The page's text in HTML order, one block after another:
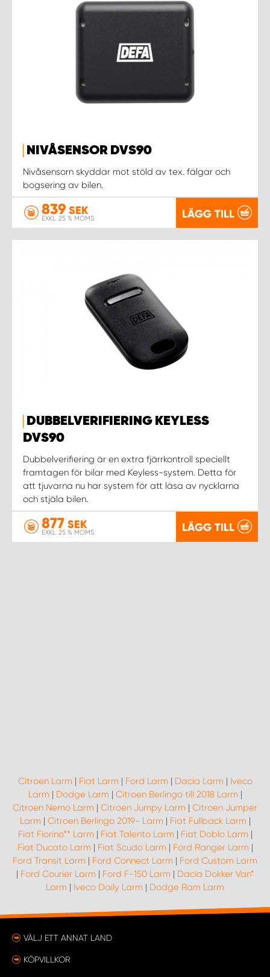
NIVÅSENSOR DVS90
Nivåsensorn skyddar mot stöld av tex. fälgar och
bogsering av bilen.
839 SEK
EXKL. 25 % MOMS LÄGG TILL
DUBBELVERIFIERING KEYLESS
DVS90
Dubbelverifiering är en extra fjärrkontroll speciellt
framtagen för bilar med Keyless-system. Detta för
att tjuvarna nu har system för att läsa av nycklarna
och stjäla bilen.
877 SEK
EXKL. 25 % MOMS LÄGG TILL
Citroen Larm | Fiat Larm | Ford Larm | Dacia Larm | Iveco
Larm | Dodge Larm | Citroen Berlingo till 2018 Larm |
Citroen Nemo Larm | Citroen Jumpy Larm | Citroen Jumper
Larm | Citroen Berlingo 2019- Larm | Fiat Fullback Larm |
Fiat Fiorino** Larm | Fiat Talento Larm | Fiat Doblo Larm |
Fiat Ducato Larm | Fiat Scudo Larm | Ford Ranger Larm |
Ford Transit Larm | Ford Connect Larm | Ford Custom Larm
| Ford Courier Larm | Ford F-150 Larm | Dacia Dokker Van*
Larm | Iveco Daily Larm | Dodge Ram Larm
VÄLJ ETT ANNAT LAND
KÖPVILLKOR
WORK SYSTEM VÄSTERÅS